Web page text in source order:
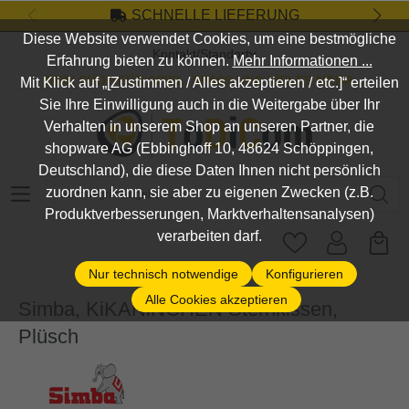
Zum Hauptinhalt springenSCHNELLE LIEFERUNG
Kontakt/Standort
DEIN SHOP FÜR SPIEL, SPASS UND VIELES MEHR...
Suchbegriff eingeben ...
Simba, KiKANiNCHEN Sternkissen,
Plüsch
Diese Website verwendet Cookies, um eine bestmögliche
Erfahrung bieten zu können.Mehr Informationen ...
Mit Klick auf „[Zustimmen / Alles akzeptieren / etc.]“ erteilen
Sie Ihre Einwilligung auch in die Weitergabe über Ihr
Verhalten in unserem Shop an unseren Partner, die
shopware AG (Ebbinghoff 10, 48624 Schöppingen,
Deutschland), die diese Daten Ihnen nicht persönlich
zuordnen kann, sie aber zu eigenen Zwecken (z.B.
Produktverbesserungen, Marktverhaltensanalysen)
verarbeiten darf.
Nur technisch notwendige
Konfigurieren
Alle Cookies akzeptieren